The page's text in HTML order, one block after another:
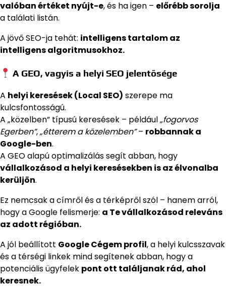
valóban értéket nyújt-e, és ha igen – előrébb sorolja
a találati listán.
A jövő SEO-ja tehát: intelligens tartalom az
intelligens algoritmusokhoz.
A GEO, vagyis a helyi SEO jelentősége
A helyi keresések (Local SEO) szerepe ma
kulcsfontosságú.
A „közelben” típusú keresések – például„fogorvos
Egerben”,„étterem a közelemben”– robbannak a
Google-ben.
A GEO alapú optimalizálás segít abban, hogy
vállalkozásod a helyi keresésekben is az élvonalba
kerüljön.
Ez nemcsak a címről és a térképről szól – hanem arról,
hogy a Google felismerje: a Te vállalkozásod releváns
az adott régióban.
A jól beállított Google Cégem profil, a helyi kulcsszavak
és a térségi linkek mind segítenek abban, hogy a
potenciális ügyfelek pont ott találjanak rád, ahol
keresnek.